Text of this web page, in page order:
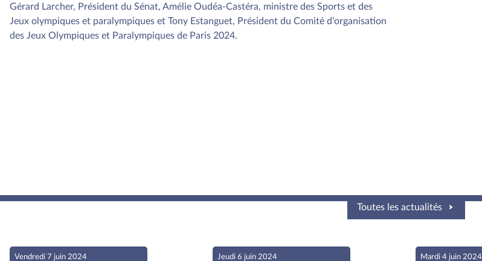
Gérard Larcher, Président du Sénat, Amélie Oudéa-Castéra, ministre des Sports et des
Jeux olympiques et paralympiques et Tony Estanguet, Président du Comité d'organisation
des Jeux Olympiques et Paralympiques de Paris 2024.
Toutes les actualités
Vendredi 7 juin 2024 Jeudi 6 juin 2024 Mardi 4 juin 2024